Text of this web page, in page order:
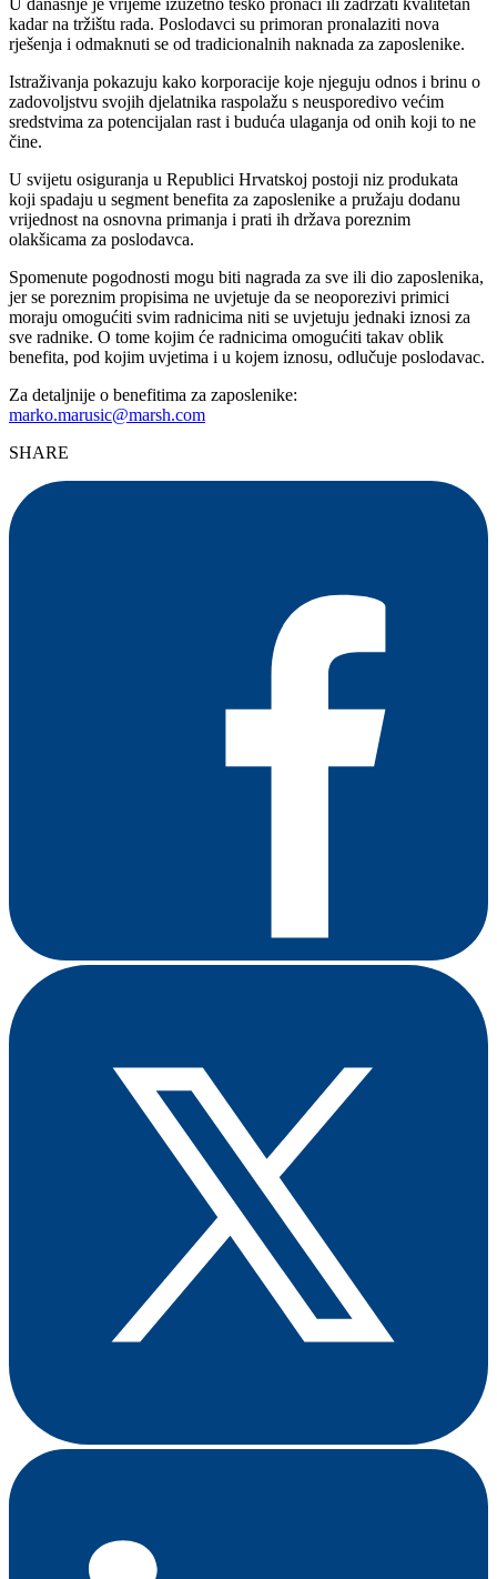
kadar na tržištu rada. Poslodavci su primoran pronalaziti nova
rješenja i odmaknuti se od tradicionalnih naknada za zaposlenike.
Istraživanja pokazuju kako korporacije koje njeguju odnos i brinu o
zadovoljstvu svojih djelatnika raspolažu s neusporedivo većim
sredstvima za potencijalan rast i buduća ulaganja od onih koji to ne
čine.
U svijetu osiguranja u Republici Hrvatskoj postoji niz produkata
koji spadaju u segment benefita za zaposlenike a pružaju dodanu
vrijednost na osnovna primanja i prati ih država poreznim
olakšicama za poslodavca.
Spomenute pogodnosti mogu biti nagrada za sve ili dio zaposlenika,
jer se poreznim propisima ne uvjetuje da se neoporezivi primici
moraju omogućiti svim radnicima niti se uvjetuju jednaki iznosi za
sve radnike. O tome kojim će radnicima omogućiti takav oblik
benefita, pod kojim uvjetima i u kojem iznosu, odlučuje poslodavac.
Za detaljnije o benefitima za zaposlenike:
marko.marusic@marsh.com
SHARE